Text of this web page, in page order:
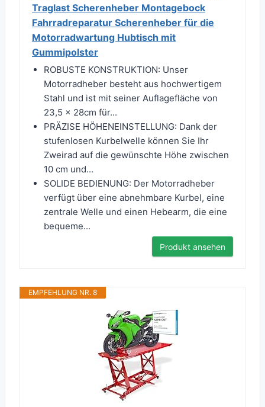
Traglast Scherenheber Montagebock
Fahrradreparatur Scherenheber für die
Motorradwartung Hubtisch mit
Gummipolster
ROBUSTE KONSTRUKTION: Unser
Motorradheber besteht aus hochwertigem
Stahl und ist mit seiner Auflagefläche von
23,5 x 28cm für...
PRÄZISE HÖHENEINSTELLUNG: Dank der
stufenlosen Kurbelwelle können Sie Ihr
Zweirad auf die gewünschte Höhe zwischen
10 cm und...
SOLIDE BEDIENUNG: Der Motorradheber
verfügt über eine abnehmbare Kurbel, eine
zentrale Welle und einen Hebearm, die eine
bequeme...
Produkt ansehen
EMPFEHLUNG NR. 8